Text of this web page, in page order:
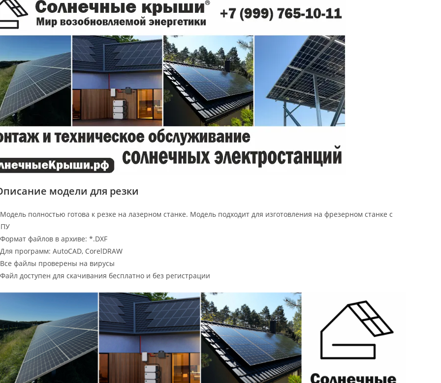
модели для резки
полностью готова к резке на лазерном станке. Модель подходит для изготовления на фрезерном станке с
файлов в архиве: *.DXF
программ: AutoCAD, CorelDRAW
файлы проверены на вирусы
доступен для скачивания бесплатно и без регистрации